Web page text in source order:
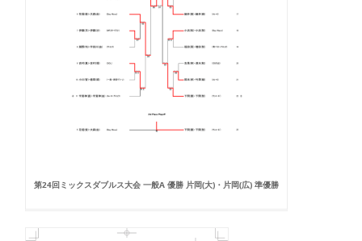
第24回ミックスダブルス大会 一般A 優勝 片岡(大)・片岡(広) 準優勝